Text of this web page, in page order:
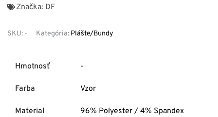
Značka: DF
SKU: - Kategória: Plášte/Bundy
Hmotnosť -
Farba Vzor
Material 96% Polyester / 4% Spandex